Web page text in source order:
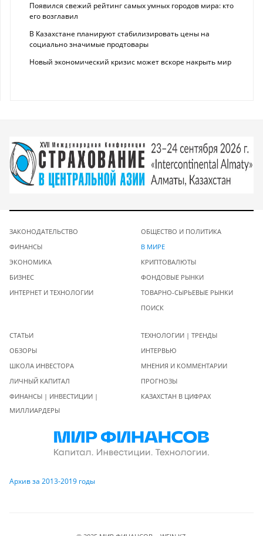
Появился свежий рейтинг самых умных городов мира: кто
его возглавил
В Казахстане планируют стабилизировать цены на
социально значимые продтовары
Новый экономический кризис может вскоре накрыть мир
ЗАКОНОДАТЕЛЬСТВО
ФИНАНСЫ
ЭКОНОМИКА
БИЗНЕС
ИНТЕРНЕТ И ТЕХНОЛОГИИ
ОБЩЕСТВО И ПОЛИТИКА
В МИРЕ
КРИПТОВАЛЮТЫ
ФОНДОВЫЕ РЫНКИ
ТОВАРНО-СЫРЬЕВЫЕ РЫНКИ
ПОИСК
СТАТЬИ
ОБЗОРЫ
ШКОЛА ИНВЕСТОРА
ЛИЧНЫЙ КАПИТАЛ
ФИНАНСЫ | ИНВЕСТИЦИИ |
МИЛЛИАРДЕРЫ
ТЕХНОЛОГИИ | ТРЕНДЫ
ИНТЕРВЬЮ
МНЕНИЯ И КОММЕНТАРИИ
ПРОГНОЗЫ
КАЗАХСТАН В ЦИФРАХ
Архив за 2013-2019 годы